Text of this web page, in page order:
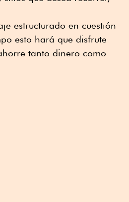
estructurado en cuestión
esto hará que disfrute
tanto dinero como